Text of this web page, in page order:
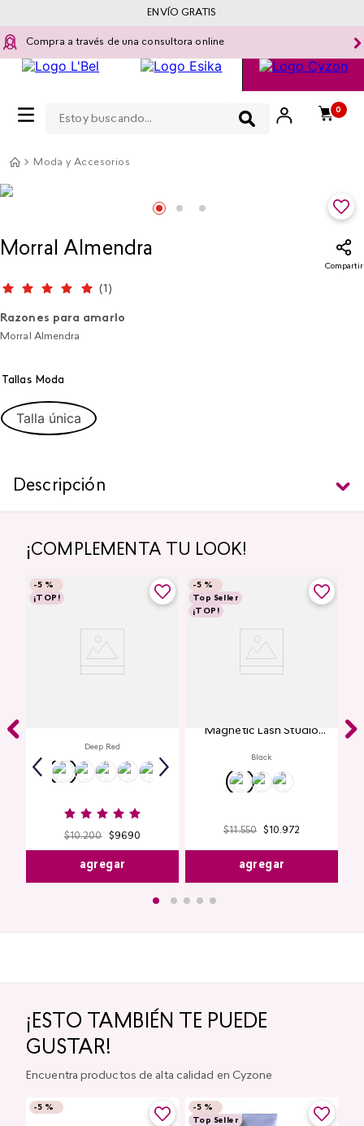
Compra a través de una consultora online
0
ENVÍO GRATIS
Moda y Accesorios
Morral Almendra
Compartir
(1 )
Razones para amarlo
Morral Almendra
Tallas Moda
Talla única
Descripción
¡COMPLEMENTA TU LOOK!
-5 %
¡TOP!
Deep Red
$10.200 $9690
agregar
-5 %
Top Seller
¡TOP!
Magnetic Lash Studio
Black
$11.550 $ 10.972
agregar
¡ESTO TAMBIÉN TE PUEDE
GUSTAR!
Encuentra productos de alta calidad en Cyzone
-5 % -5 %
Top Seller